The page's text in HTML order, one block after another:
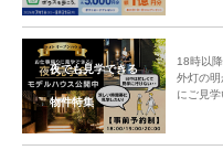
夜でも見学できる
物件特集
18時以
外灯の
にご見学